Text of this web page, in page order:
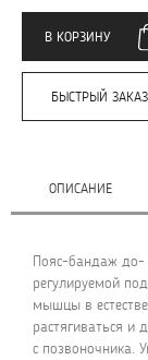
В КОРЗИНУ
БЫСТРЫЙ ЗАКАЗ
ОПИСАНИЕ
Пояс-бандаж до-
регулируемой
мышцы в
растягиваться и
с позвоночника.